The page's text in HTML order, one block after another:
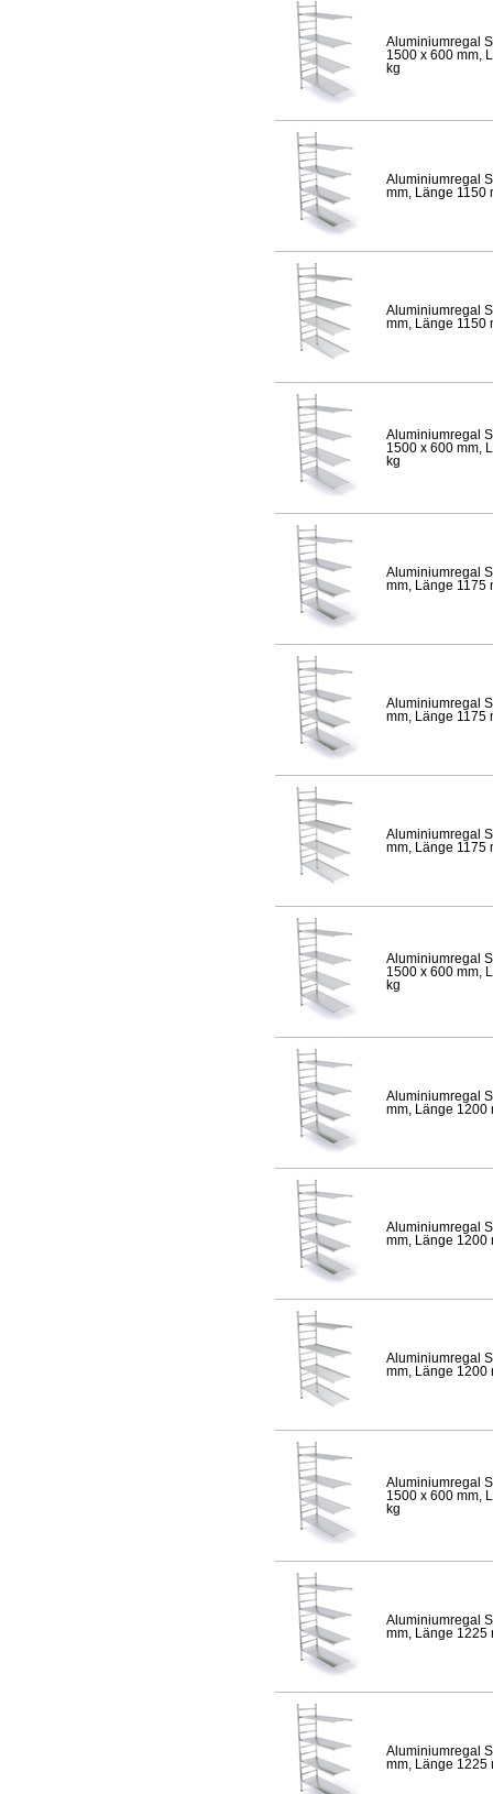
Aluminiumregal
1500 x 600 mm,
kg
Aluminiumregal
mm, Länge 1150
Aluminiumregal
mm, Länge 1150
Aluminiumregal
1500 x 600 mm,
kg
Aluminiumregal
mm, Länge 1175
Aluminiumregal
mm, Länge 1175
Aluminiumregal
mm, Länge 1175
Aluminiumregal
1500 x 600 mm,
kg
Aluminiumregal
mm, Länge 1200
Aluminiumregal
mm, Länge 1200
Aluminiumregal
mm, Länge 1200
Aluminiumregal
1500 x 600 mm,
kg
Aluminiumregal
mm, Länge 1225
Aluminiumregal
mm, Länge 1225